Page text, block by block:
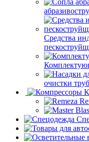
Средства
очистки